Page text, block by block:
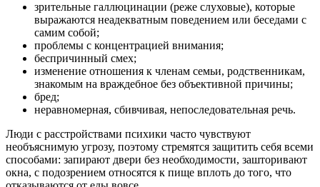
зрительные галлюцинации (реже слуховые), которые
выражаются неадекватным поведением или беседами с
самим собой;
проблемы с концентрацией внимания;
беспричинный смех;
изменение отношения к членам семьи, родственникам,
знакомым на враждебное без объективной причины;
бред;
неравномерная, сбивчивая, непоследовательная речь.
Люди с расстройствами психики часто чувствуют
необъяснимую угрозу, поэтому стремятся защитить себя всеми
способами: запирают двери без необходимости, зашторивают
окна, с подозрением относятся к пище вплоть до того, что